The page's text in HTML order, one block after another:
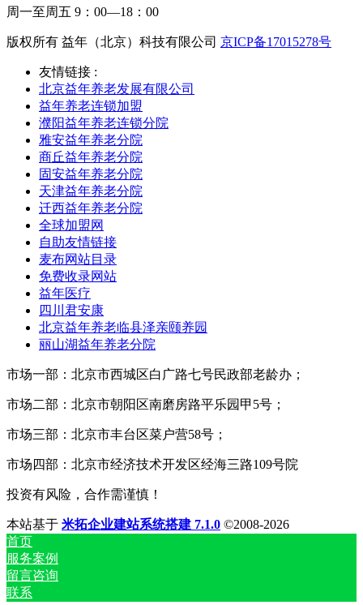
周一至周五 9：00—18：00
版权所有 益年（北京）科技有限公司 京ICP备17015278号
友情链接 :
北京益年养老发展有限公司
益年养老连锁加盟
濮阳益年养老连锁分院
雅安益年养老分院
商丘益年养老分院
固安益年养老分院
天津益年养老分院
迁西益年养老分院
全球加盟网
自助友情链接
麦布网站目录
免费收录网站
益年医疗
四川君安康
北京益年养老临县泽亲颐养园
丽山湖益年养老分院
市场一部：北京市西城区白广路七号民政部老龄办；
市场二部：北京市朝阳区南磨房路平乐园甲5号；
市场三部：北京市丰台区菜户营58号；
市场四部：北京市经济技术开发区经海三路109号院
投资有风险，合作需谨慎！
本站基于 米拓企业建站系统搭建 7.1.0 ©2008-2026
首页
服务案例
留言咨询
联系